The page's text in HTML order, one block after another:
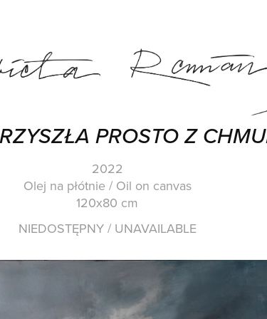
PROSTO Z
2022
Olej na płótnie / Oil on canvas
120x80 cm
NIEDOSTĘPNY / UNAVAILABLE